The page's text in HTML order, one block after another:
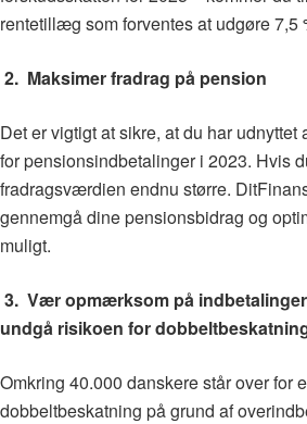
rentetillæg som forventes at udgøre 7,5
2. Maksimer fradrag på pension
Det er vigtigt at sikre, at du har
for pensionsindbetalinger i 2023. Hvis
fradragsværdien endnu større.
gennemgå dine pensionsbidrag og
muligt.
3. Vær opmærksom på
undgå risikoen for
Omkring 40.000 danskere står over for
dobbeltbeskatning på grund af